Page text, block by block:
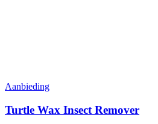
Aanbieding
Turtle Wax Insect Remover